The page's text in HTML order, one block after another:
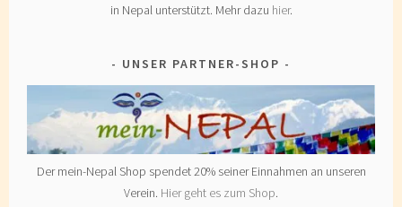
in Nepal unterstützt. Mehr dazu hier.
UNSER PARTNER-SHOP
Der mein-Nepal Shop spendet 20% seiner Einnahmen an unseren
Verein. Hier geht es zum Shop.